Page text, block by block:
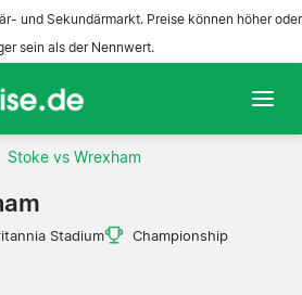
und Sekundärmarkt. Preise können höher oder
sein als der Nennwert.
Stoke vs Wrexham
Stadium
Championship